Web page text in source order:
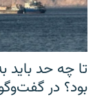
تا چه حد
بود؟ در